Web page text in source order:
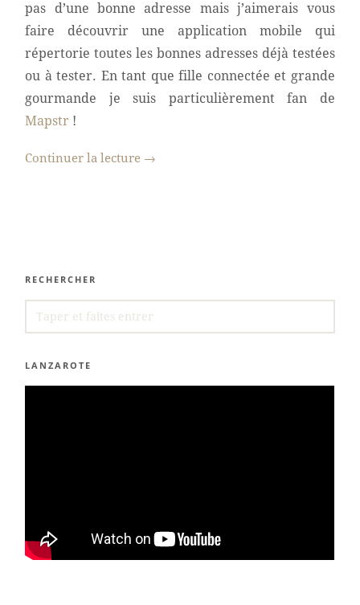
pas d’une bonne adresse mais j’aimerais vous
faire découvrir une application mobile qui
répertorie toutes les bonnes adresses déjà testées
ou à tester. En tant que fille connectée et grande
gourmande je suis particulièrement fan de
Mapstr !
Continuer la lecture →
RECHERCHER
FOR:
LANZAROTE